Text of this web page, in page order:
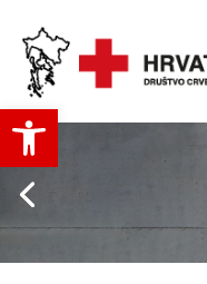
Open toolbar